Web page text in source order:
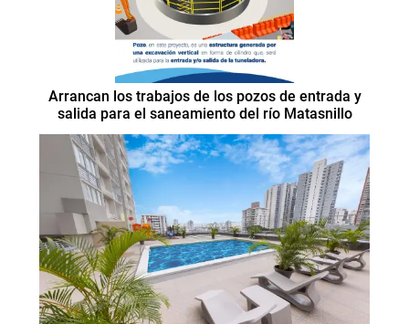
Arrancan los trabajos de los pozos de entrada y
salida para el saneamiento del río Matasnillo